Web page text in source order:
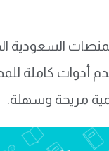
السعودية
أدوات كاملة
مريحة وسهلة.